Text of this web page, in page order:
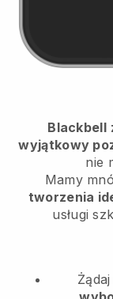
Blackbell
wyjątkowy
nie
Mamy
tworzenia
usługi